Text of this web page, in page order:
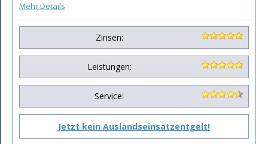
Mehr Details
Zinsen:
Leistungen:
Service:
Jetzt kein Auslandseinsatzentgelt!